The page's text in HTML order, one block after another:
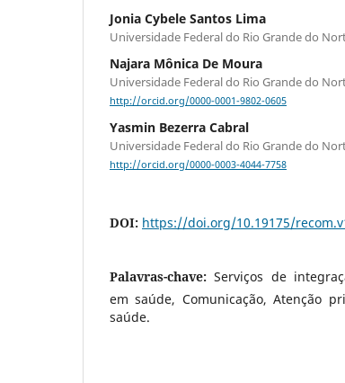
Jonia Cybele Santos Lima
Universidade Federal do Rio Grande do
Najara Mônica De Moura
Universidade Federal do Rio Grande do
http://orcid.org/0000-0001-9802-0605
Yasmin Bezerra Cabral
Universidade Federal do Rio Grande do
http://orcid.org/0000-0003-4044-7758
DOI: https://doi.org/10.19175/
Palavras-chave:Serviços de
em saúde, Comunicação, Atenção
saúde.